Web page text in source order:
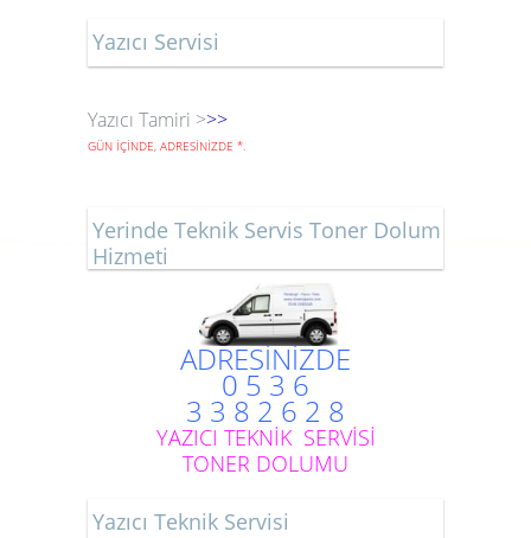
Yazıcı Servisi
Yazıcı Tamiri >>>
GÜN İÇİNDE, ADRESİNİZDE *.
Yerinde Teknik Servis Toner Dolum
Hizmeti
ADRESİNİZDE
0 5 3 6
3 3 8 2 6 2 8
YAZICI TEKNİK SERVİSİ
TONER DOLUMU
Yazıcı Teknik Servisi